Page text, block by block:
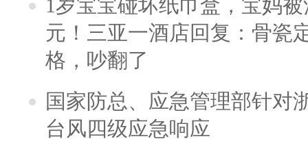
1岁宝宝碰坏纸巾盒，宝妈
元！三亚一酒店回复：骨瓷
格，吵翻了
国家防总、应急管理部针对
台风四级应急响应